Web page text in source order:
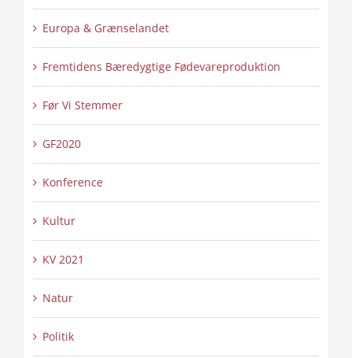
Europa & Grænselandet
Fremtidens Bæredygtige Fødevareproduktion
Før Vi Stemmer
GF2020
Konference
Kultur
KV 2021
Natur
Politik